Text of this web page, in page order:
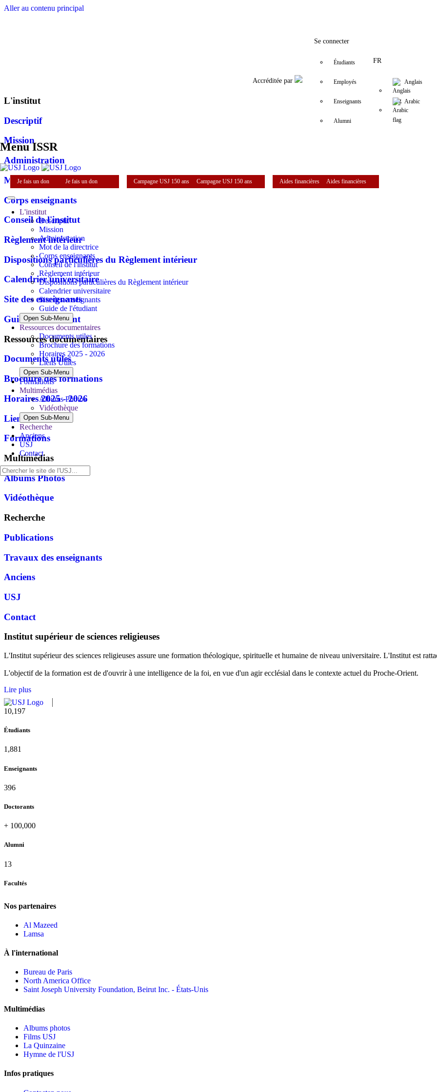
Aller au contenu principal
Accréditée par
Se connecter
Étudiants
Employés
Enseignants
Alumni
FR
Anglais
Arabic
Menu ISSR
Je fais un don Je fais un don Campagne USJ 150 ans Campagne USJ 150 ans Aides financières Aides financières
L'institut
Descriptif
Mission
Administration
Mot de la directrice
Corps enseignants
Conseil de l'institut
Règlement intérieur
Dispositions particulières du Règlement intérieur
Calendrier universitaire
Site des enseignants
Guide de l'étudiant
Open Sub-Menu
Ressources documentaires
Documents utiles
Brochure des formations
Horaires 2025 - 2026
Liens Utiles
Open Sub-Menu
Formations
Multimédias
Albums Photos
Vidéothèque
Open Sub-Menu
Recherche
Anciens
USJ
Contact
L'institut
Descriptif
Mission
Administration
Mot de la directrice
Corps enseignants
Conseil de l'institut
Règlement intérieur
Dispositions particulières du Règlement intérieur
Calendrier universitaire
Site des enseignants
Guide de l'étudiant
Ressources documentaires
Documents utiles
Brochure des formations
Horaires 2025 - 2026
Liens Utiles
Formations
Multimédias
Albums Photos
Vidéothèque
Recherche
Publications
Travaux des enseignants
Anciens
USJ
Contact
Institut supérieur de sciences religieuses
L'Institut supérieur des sciences religieuses assure une formation théologique, spirituelle et humaine de niveau universitaire. L'Institut est
L'objectif de la formation est de d'ouvrir à une intelligence de la foi, en vue d'un agir ecclésial dans le contexte actuel du Proche-Orient.
Lire plus
11,433
Étudiants
2,109
Enseignants
437
Doctorants
+ 100,000
Alumni
13
Facultés
Nos partenaires
Al Mazeed
Lamsa
À l'international
Bureau de Paris
North America Office
Saint Joseph University Foundation, Beirut Inc. - États-Unis
Multimédias
Albums photos
Films USJ
La Quinzaine
Hymne de l'USJ
Infos pratiques